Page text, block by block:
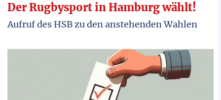
Der Rugbysport in Hamburg wählt!
Aufruf des HSB zu den anstehenden Wahlen